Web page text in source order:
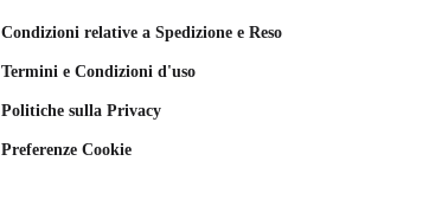
Condizioni relative a Spedizione e Reso
Termini e Condizioni d'uso
Politiche sulla Privacy
Preferenze Cookie